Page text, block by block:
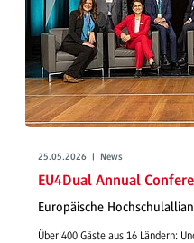
25.05.2026 | News
EU4Dual Annual
Europäische
Über 400 Gäste aus 16 Ländern: